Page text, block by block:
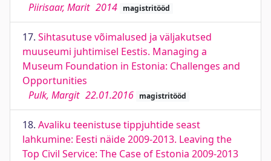
Piirisaar, Marit 2014 magistritööd
17. Sihtasutuse võimalused ja väljakutsed
muuseumi juhtimisel Eestis. Managing a
Museum Foundation in Estonia: Challenges and
Opportunities
Pulk, Margit 22.01.2016 magistritööd
18. Avaliku teenistuse tippjuhtide seast
lahkumine: Eesti näide 2009-2013. Leaving the
Top Civil Service: The Case of Estonia 2009-2013